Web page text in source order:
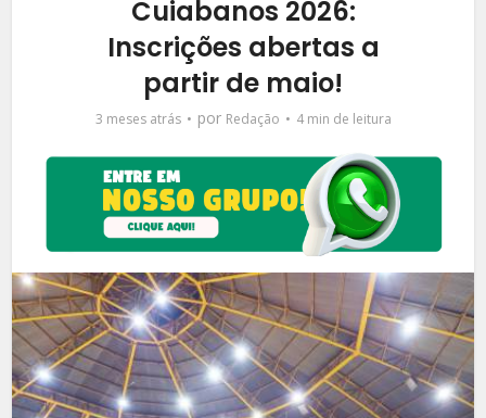
Cuiabanos 2026:
Inscrições abertas a
partir de maio!
3 meses atrás por Redação 4 min de leitura